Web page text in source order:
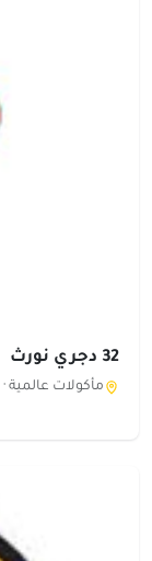
32 دجري نورث
مأكولات عالمية ·